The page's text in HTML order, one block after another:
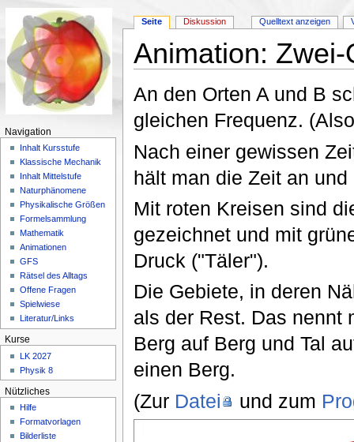
Animation:
An den Orten A und B
gleichen Frequenz.
Nach einer gewissen
hält man die Zeit an
Mit roten Kreisen sind
gezeichnet und mit
Druck ("Täler").
Die Gebiete, in deren
als der Rest. Das nennt
Berg auf Berg und Tal
einen Berg.
(Zur Datei und zum
Seite Diskussion Quelltext anzeigen
Navigation
Inhalt Kursstufe
Klassische Mechanik
Inhalt Mittelstufe
Naturphänomene
Physikalische Größen
Formelsammlung
Mathematik
Animationen
GFS
Rätsel des Alltags
Offene Fragen
Spielwiese
Literatur/Links
Kurse
LK 2027
Physik 8
Nützliches
Hilfe
Formatvorlagen
Bilderliste